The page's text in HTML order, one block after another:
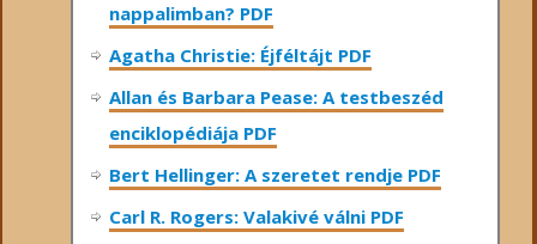
nappalimban? PDF
Agatha Christie: Éjféltájt PDF
Allan és Barbara Pease: A testbeszéd
enciklopédiája PDF
Bert Hellinger: A ​szeretet rendje PDF
Carl R. Rogers: Valakivé válni PDF